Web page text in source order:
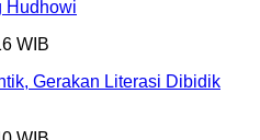
Hudhowi
WIB
Gerakan Literasi Dibidik